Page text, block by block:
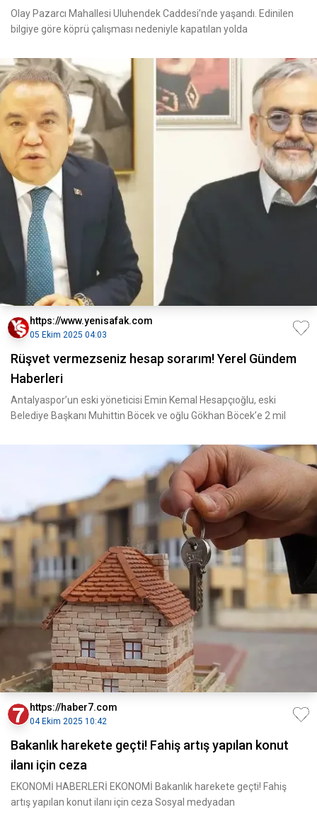
Olay Pazarcı Mahallesi Uluhendek Caddesi’nde yaşandı. Edinilen
bilgiye göre köprü çalışması nedeniyle kapatılan yolda
https://www.yenisafak.com
05 Ekim 2025 04:03
Rüşvet vermezseniz hesap sorarım! Yerel Gündem
Haberleri
Antalyaspor’un eski yöneticisi Emin Kemal Hesapçıoğlu, eski
Belediye Başkanı Muhittin Böcek ve oğlu Gökhan Böcek’e 2 mil
https://haber7.com
04 Ekim 2025 10:42
Bakanlık harekete geçti! Fahiş artış yapılan konut
ilanı için ceza
EKONOMİ HABERLERİ EKONOMİ Bakanlık harekete geçti! Fahiş
artış yapılan konut ilanı için ceza Sosyal medyadan